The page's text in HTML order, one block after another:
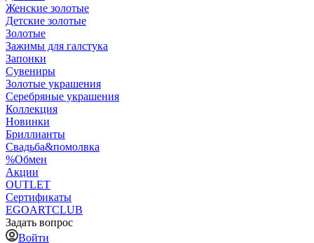
Женские золотые
Детские золотые
Золотые
Зажимы для галстука
Запонки
Сувениры
Золотые украшения
Серебряные украшения
Коллекция
Новинки
Бриллианты
Свадьба&помолвка
%Обмен
Акции
OUTLET
Сертификаты
EGOARTCLUB
Задать вопрос
Войти